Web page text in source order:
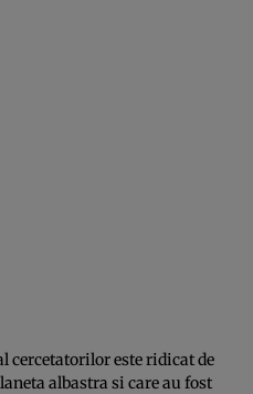
cercetatorilor este ridicat de
albastra si care au fost